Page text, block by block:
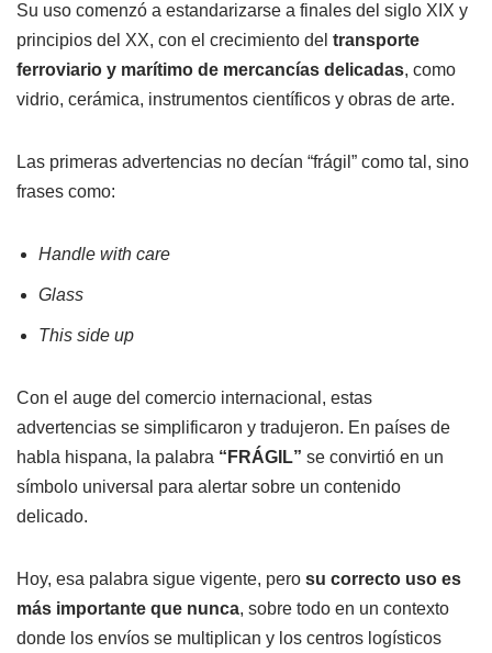
Su uso comenzó a estandarizarse a finales del siglo XIX y
principios del XX, con el crecimiento del transporte
ferroviario y marítimo de mercancías delicadas, como
vidrio, cerámica, instrumentos científicos y obras de arte.
Las primeras advertencias no decían “frágil” como tal, sino
frases como:
Handle with care
Glass
This side up
Con el auge del comercio internacional, estas
advertencias se simplificaron y tradujeron. En países de
habla hispana, la palabra “FRÁGIL” se convirtió en un
símbolo universal para alertar sobre un contenido
delicado.
Hoy, esa palabra sigue vigente, pero su correcto uso es
más importante que nunca, sobre todo en un contexto
donde los envíos se multiplican y los centros logísticos